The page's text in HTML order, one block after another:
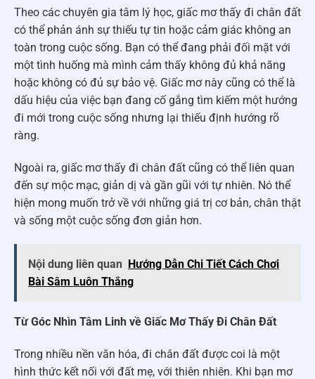
Theo các chuyên gia tâm lý học, giấc mơ thấy đi chân đất
có thể phản ánh sự thiếu tự tin hoặc cảm giác không an
toàn trong cuộc sống. Bạn có thể đang phải đối mặt với
một tình huống mà mình cảm thấy không đủ khả năng
hoặc không có đủ sự bảo vệ. Giấc mơ này cũng có thể là
dấu hiệu của việc bạn đang cố gắng tìm kiếm một hướng
đi mới trong cuộc sống nhưng lại thiếu định hướng rõ
ràng.
Ngoài ra, giấc mơ thấy đi chân đất cũng có thể liên quan
đến sự mộc mạc, giản dị và gần gũi với tự nhiên. Nó thể
hiện mong muốn trở về với những giá trị cơ bản, chân thật
và sống một cuộc sống đơn giản hơn.
Nội dung liên quan Hướng Dẫn Chi Tiết Cách Chơi
Bài Sâm Luôn Thắng
Từ Góc Nhìn Tâm Linh về Giấc Mơ Thấy Đi Chân Đất
Trong nhiều nền văn hóa, đi chân đất được coi là một
hình thức kết nối với đất mẹ, với thiên nhiên. Khi bạn mơ